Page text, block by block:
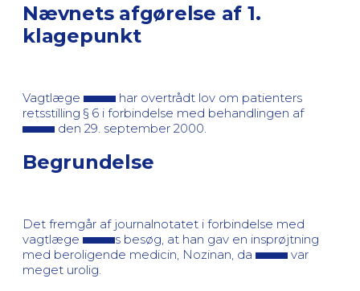
Nævnets afgørelse af 1.
klagepunkt
Vagtlæge
har overtrådt lov om patienters
retsstilling § 6 i forbindelse med behandlingen af
den 29. september 2000.
Begrundelse
Det fremgår af journalnotatet i forbindelse med
vagtlæge
s besøg, at han gav en insprøjtning
med beroligende medicin, Nozinan, da
var
meget urolig.